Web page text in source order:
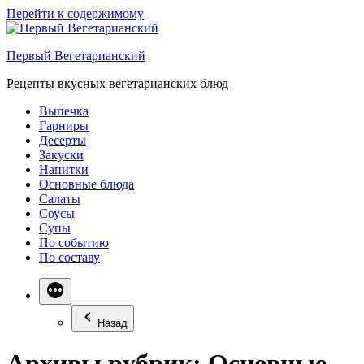
Перейти к содержимому
Первый Вегетарианский
Рецепты вкусных вегетарианских блюд
Выпечка
Гарниры
Десерты
Закуски
Напитки
Основные блюда
Салаты
Соусы
Супы
По событию
По составу
Назад